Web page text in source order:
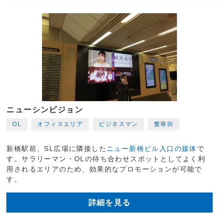
ニューシンビジョン
OL オフィスエリア ビジネスマン 繁華街
新橋駅前、SL広場に隣接した ニュー新橋ビル入口の媒体で
す。サラリーマン・OLの待ち合わせスポットとしてよく利
用されるエリアのため、効果的なプロモーションが可能で
す。
詳細を見る